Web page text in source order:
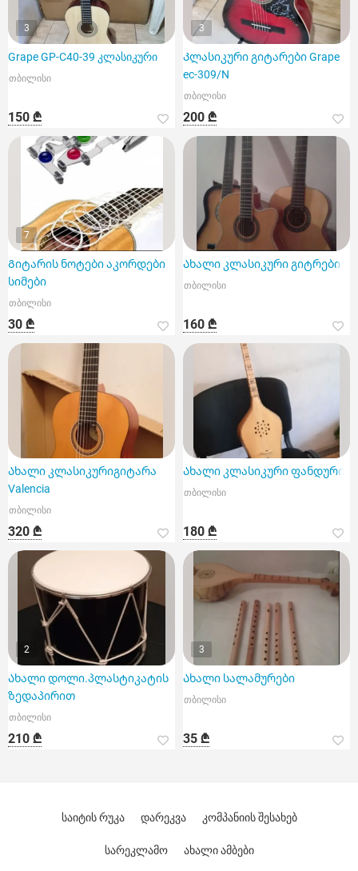
3
Grape GP-C40-39 კლასიკური
თბილისი
150 ₾
3
Კლასიკური გიტარები Grape
ec-309/N
თბილისი
200 ₾
7
Გიტარის ნოტები აკორდები
სიმები
თბილისი
30 ₾
Ახალი კლასიკური გიტრები
თბილისი
160 ₾
Ახალი კლასიკურიგიტარა
Valencia
თბილისი
320 ₾
Ახალი კლასიკური ფანდური
თბილისი
180 ₾
2
Ახალი დოლი.პლასტიკატის
ზედაპირით
თბილისი
210 ₾
3
Ახალი სალამურები
თბილისი
35 ₾
საიტის რუკა დარეკვა კომპანიის შესახებ
სარეკლამო ახალი ამბები